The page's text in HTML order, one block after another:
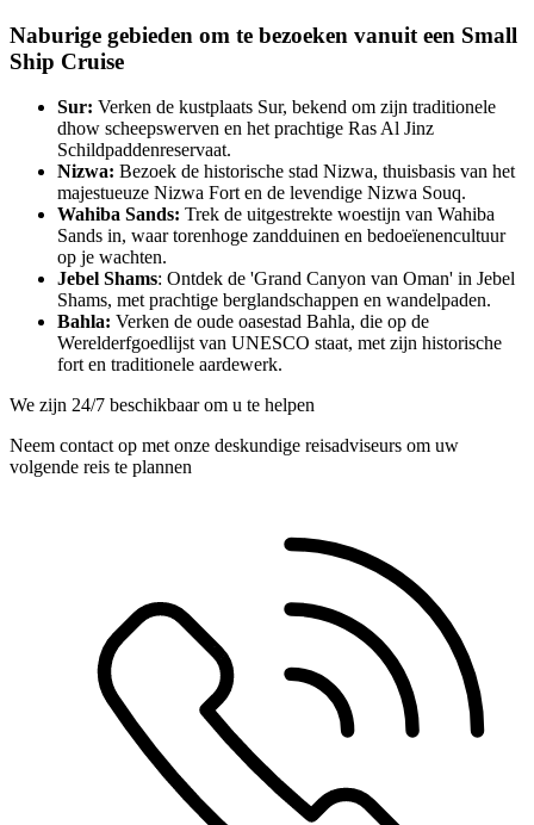
Naburige gebieden om te bezoeken vanuit een Small
Ship Cruise
Sur: Verken de kustplaats Sur, bekend om zijn traditionele
dhow scheepswerven en het prachtige Ras Al Jinz
Schildpaddenreservaat.
Nizwa: Bezoek de historische stad Nizwa, thuisbasis van het
majestueuze Nizwa Fort en de levendige Nizwa Souq.
Wahiba Sands: Trek de uitgestrekte woestijn van Wahiba
Sands in, waar torenhoge zandduinen en bedoeïenencultuur
op je wachten.
Jebel Shams: Ontdek de 'Grand Canyon van Oman' in Jebel
Shams, met prachtige berglandschappen en wandelpaden.
Bahla: Verken de oude oasestad Bahla, die op de
Werelderfgoedlijst van UNESCO staat, met zijn historische
fort en traditionele aardewerk.
We zijn 24/7 beschikbaar om u te helpen
Neem contact op met onze deskundige reisadviseurs om uw
volgende reis te plannen